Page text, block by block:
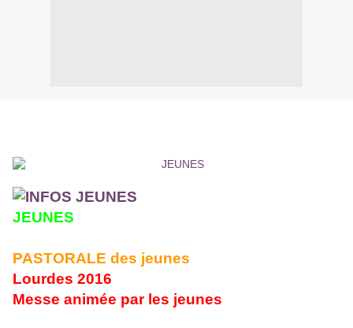
JEUNES
PASTORALE des jeunes
Lourdes 2016
Messe animée par les jeunes